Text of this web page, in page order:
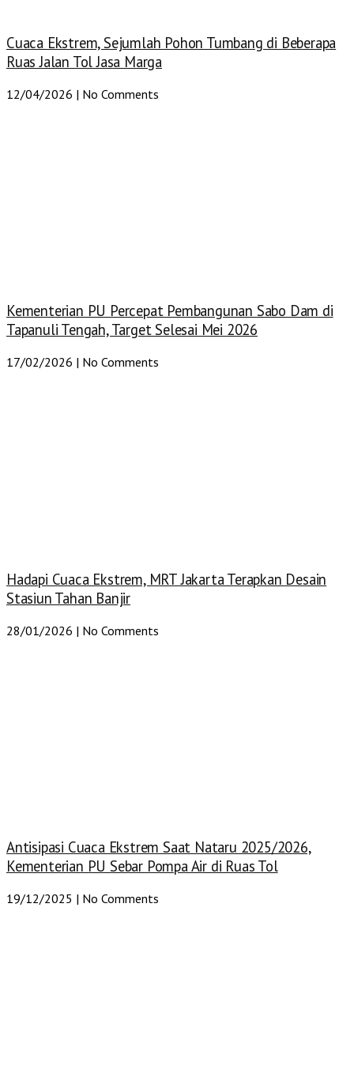
Cuaca Ekstrem, Sejumlah Pohon Tumbang di Beberapa
Ruas Jalan Tol Jasa Marga
12/04/2026 No Comments
Kementerian PU Percepat Pembangunan Sabo Dam di
Tapanuli Tengah, Target Selesai Mei 2026
17/02/2026 No Comments
Hadapi Cuaca Ekstrem, MRT Jakarta Terapkan Desain
Stasiun Tahan Banjir
28/01/2026 No Comments
Antisipasi Cuaca Ekstrem Saat Nataru 2025/2026,
Kementerian PU Sebar Pompa Air di Ruas Tol
19/12/2025 No Comments